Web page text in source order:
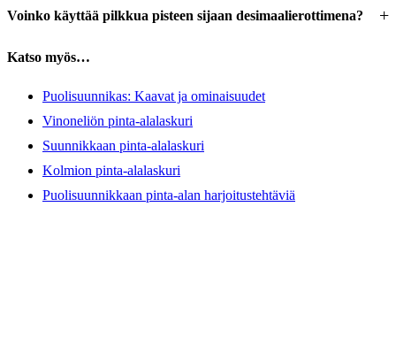
Voinko käyttää pilkkua pisteen sijaan desimaalierottimena?
Katso myös…
Puolisuunnikas: Kaavat ja ominaisuudet
Vinoneliön pinta-alalaskuri
Suunnikkaan pinta-alalaskuri
Kolmion pinta-alalaskuri
Puolisuunnikkaan pinta-alan harjoitustehtäviä